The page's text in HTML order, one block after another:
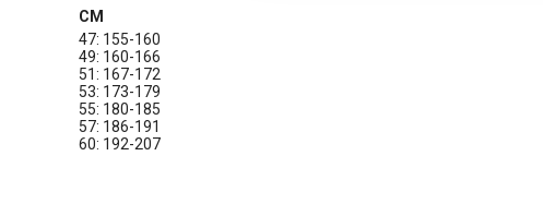
CM
47: 155-160
49: 160-166
51: 167-172
53: 173-179
55: 180-185
57: 186-191
60: 192-207